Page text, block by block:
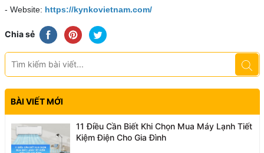
- Website: https://kynkovietnam.com/
Chia sẻ
BÀI VIẾT MỚI
11 Điều Cần Biết Khi Chọn Mua Máy Lạnh Tiết
Kiệm Điện Cho Gia Đình